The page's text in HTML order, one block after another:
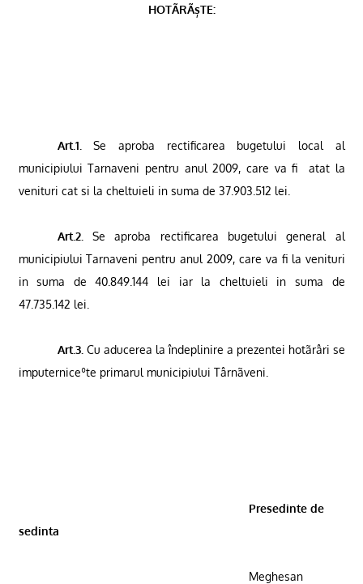
HOTÃRÃșTE:
Art.1.
Se aproba rectificarea bugetului local al
municipiului Tarnaveni pentru anul 2009, care va fi
atat la
venituri cat si la cheltuieli in suma de 37.903.512 lei.
Art.2.
Se aproba rectificarea bugetului general al
municipiului Tarnaveni pentru anul 2009, care va fi la venituri
in suma de 40.849.144 lei iar la cheltuieli in suma de
47.735.142 lei.
Art.3. Cu aducerea la îndeplinire a prezentei hotãrâri se
imputerniceºte primarul municipiului Târnãveni.
Presedinte de
sedinta
Meghesan